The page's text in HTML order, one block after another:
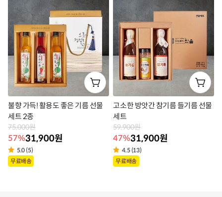
벨
벨
불향 가득! 활용도 좋은 기름 선물
세트 2종
75,000원
57%31,900원
5.0 (5)
상
무료배송
고소한 방앗간 참기름 들기름 선물
세트
59,900원
47%31,900원
4.5 (13)
상
무료배송